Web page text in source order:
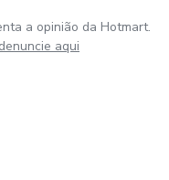
a opinião da Hotmart.
denuncie aqui